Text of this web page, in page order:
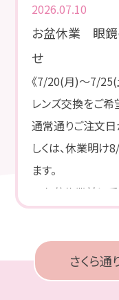
2026.07.10
お盆休業 眼鏡
せ
《7/20(月)～7/25(
レンズ交換をご希
通常通りご注文日
しくは、休業明け8
ます。
※お盆休業前に受
受け取り期間に注
《7 月)～8/8(
ンズ交換をご希望
さくら